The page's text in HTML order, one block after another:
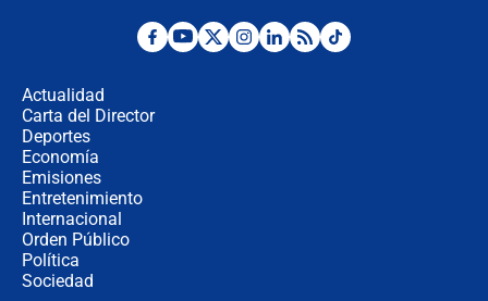
Desde dermatitis hasta infecciones:
Actualidad
Carta del Director
Deportes
Economía
Emisiones
Entretenimiento
Internacional
Orden Público
Política
Sociedad